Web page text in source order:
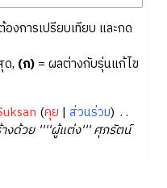
งการเปรียบเทียบ และกด
, (ก)= ผลต่างกับรุ่นแก้ไข
คุย ส่วนร่วม ‎
งด้วย ''''ผู้แต่ง''' ศุภรัตน์